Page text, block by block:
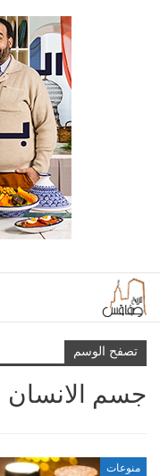
تصفح الوسم
جسم الانسان
منوعات